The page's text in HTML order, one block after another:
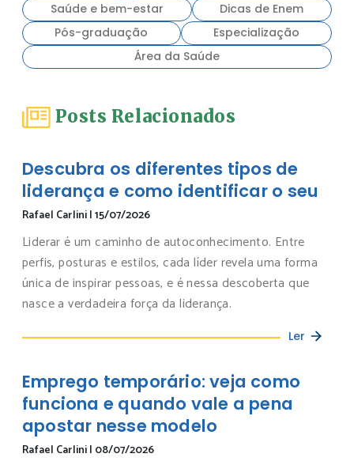
Saúde e bem-estar
Dicas de Enem
Pós-graduação
Especialização
Área da Saúde
Posts Relacionados
Descubra os diferentes tipos de
liderança e como identificar o seu
Rafael Carlini|15/07/2026
Liderar é um caminho de autoconhecimento. Entre
perfis, posturas e estilos, cada líder revela uma forma
única de inspirar pessoas, e é nessa descoberta que
nasce a verdadeira força da liderança.
Ler
Emprego temporário: veja como
funciona e quando vale a pena
apostar nesse modelo
Rafael Carlini| 08/07/2026